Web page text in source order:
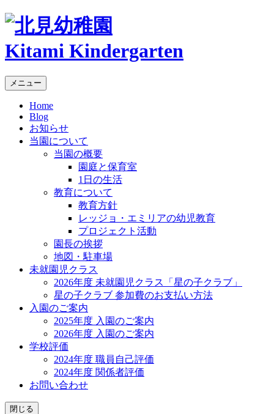
Kitami Kindergarten
メニュー
Home
Blog
お知らせ
当園について
当園の概要
園庭と保育室
1日の生活
教育について
教育方針
レッジョ・エミリアの幼児教育
プロジェクト活動
園長の挨拶
地図・駐車場
未就園児クラス
2026年度 未就園児クラス「星の子クラブ」
星の子クラブ 参加費のお支払い方法
入園のご案内
2025年度 入園のご案内
2026年度 入園のご案内
学校評価
2024年度 職員自己評価
2024年度 関係者評価
お問い合わせ
閉じる